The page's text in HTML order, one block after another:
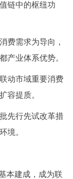
链中的枢纽功
需求为导向，
产业体系优势。
市域重要消费
容提质。
行先试改革措
境。
本建成，成为联